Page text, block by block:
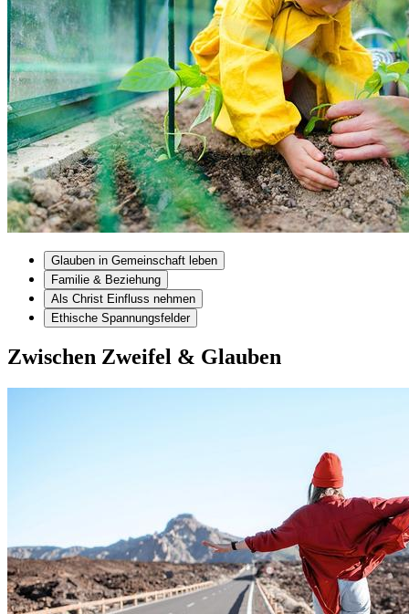
Glauben in Gemeinschaft leben
Familie & Beziehung
Als Christ Einfluss nehmen
Ethische Spannungsfelder
Zwischen Zweifel & Glauben